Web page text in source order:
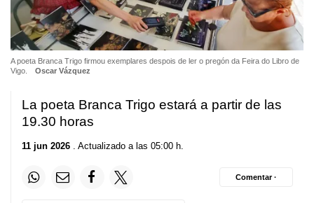
A poeta Branca Trigo firmou exemplares despois de ler o pregón da Feira do Libro de
Vigo.
Oscar Vázquez
La poeta Branca Trigo estará a partir de las
19.30 horas
11 jun 2026 . Actualizado a las 05:00 h.
Comentar ·